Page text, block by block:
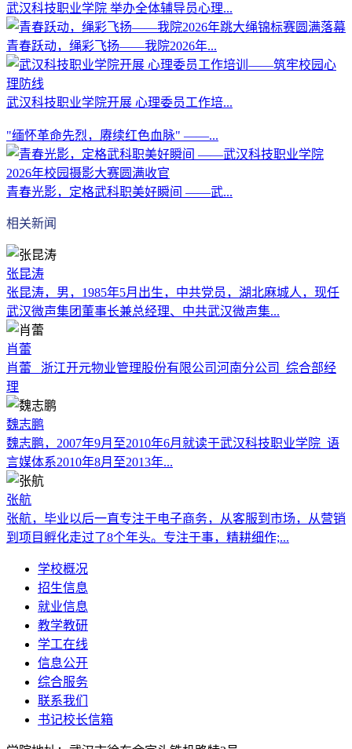
武汉科技职业学院 举办全体辅导员心理...
青春跃动，绳彩飞扬——我院2026年...
武汉科技职业学院开展 心理委员工作培...
"缅怀革命先烈，赓续红色血脉" ——...
青春光影，定格武科职美好瞬间 ——武...
相关新闻
张昆涛
张昆涛，男，1985年5月出生，中共党员，湖北麻城人，现任
武汉微声集团董事长兼总经理、中共武汉微声集...
肖蕾
肖蕾 浙江开元物业管理股份有限公司河南分公司 综合部经
理
魏志鹏
魏志鹏，2007年9月至2010年6月就读于武汉科技职业学院 语
言媒体系2010年8月至2013年...
张航
张航，毕业以后一直专注于电子商务，从客服到市场，从营销
到项目孵化走过了8个年头。专注于事，精耕细作;...
学校概况
招生信息
就业信息
教学教研
学工在线
信息公开
综合服务
联系我们
书记校长信箱